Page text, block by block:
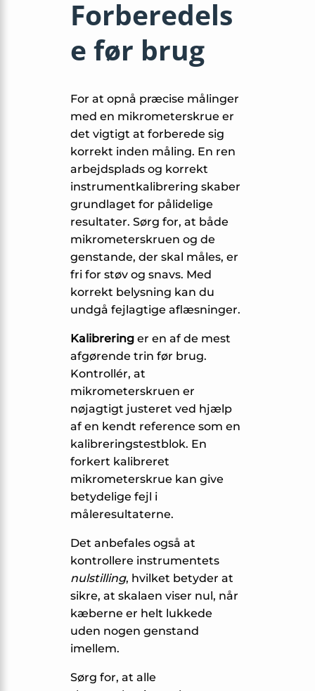
Forberedels
e før brug
For at opnå præcise målinger
med en mikrometerskrue er
det vigtigt at forberede sig
korrekt inden måling. En ren
arbejdsplads og korrekt
instrumentkalibrering skaber
grundlaget for pålidelige
resultater. Sørg for, at både
mikrometerskruen og de
genstande, der skal måles, er
fri for støv og snavs. Med
korrekt belysning kan du
undgå fejlagtige aflæsninger.
Kalibrering er en af de mest
afgørende trin før brug.
Kontrollér, at
mikrometerskruen er
nøjagtigt justeret ved hjælp
af en kendt reference som en
kalibreringstestblok. En
forkert kalibreret
mikrometerskrue kan give
betydelige fejl i
måleresultaterne.
Det anbefales også at
kontrollere instrumentets
nulstilling, hvilket betyder at
sikre, at skalaen viser nul, når
kæberne er helt lukkede
uden nogen genstand
imellem.
Sørg for, at alle